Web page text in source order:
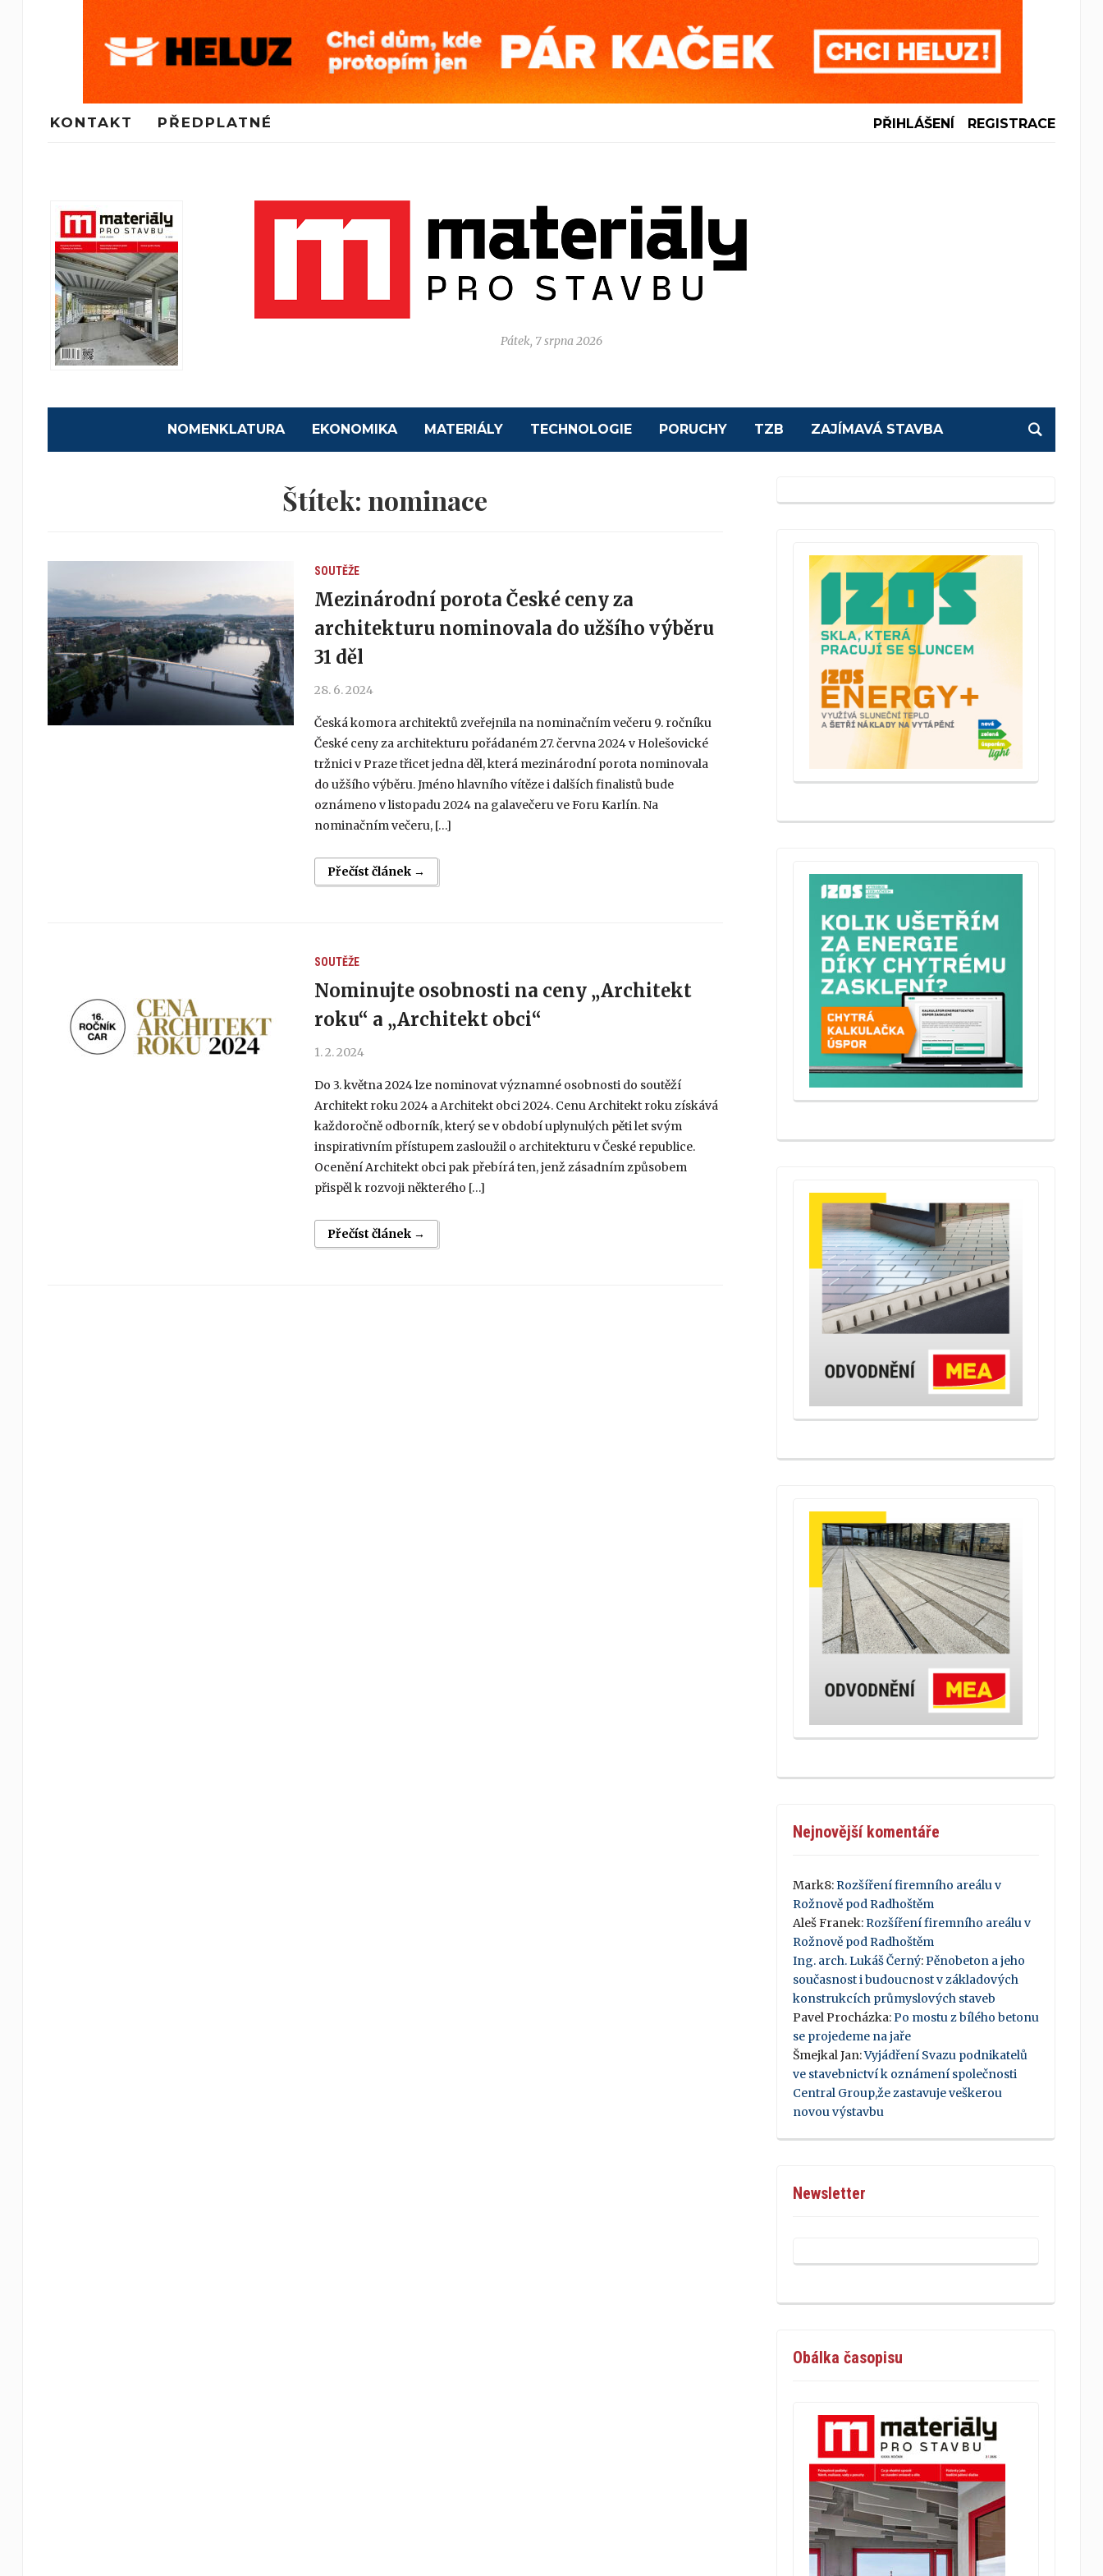
KONTAKT PŘEDPLATNÉ PŘIHLÁŠENÍ REGISTRACE
Pátek, 7 srpna 2026
NOMENKLATURA EKONOMIKA MATERIÁLY TECHNOLOGIE PORUCHY TZB ZAJÍMAVÁ STAVBA
Štítek: nominace
SOUTĚŽE
Mezinárodní porota České ceny za
architekturu nominovala do užšího výběru
31 děl
28. 6. 2024
Česká komora architektů zveřejnila na nominačním večeru 9. ročníku
České ceny za architekturu pořádaném 27. června 2024 v Holešovické
tržnici v Praze třicet jedna děl, která mezinárodní porota nominovala
do užšího výběru. Jméno hlavního vítěze i dalších finalistů bude
oznámeno v listopadu 2024 na galavečeru ve Foru Karlín. Na
nominačním večeru, […]
Přečíst článek →
SOUTĚŽE
Nominujte osobnosti na ceny „Architekt
roku“ a „Architekt obci“
1. 2. 2024
Do 3. května 2024 lze nominovat významné osobnosti do soutěží
Architekt roku 2024 a Architekt obci 2024. Cenu Architekt roku získává
každoročně odborník, který se v období uplynulých pěti let svým
inspirativním přístupem zasloužil o architekturu v České republice.
Ocenění Architekt obci pak přebírá ten, jenž zásadním způsobem
přispěl k rozvoji některého […]
Přečíst článek →
Nejnovější komentáře
Mark8:Rozšíření firemního areálu v
Rožnově pod Radhoštěm
Aleš Franek:Rozšíření firemního areálu v
Rožnově pod Radhoštěm
Ing. arch. Lukáš Černý:Pěnobeton a jeho
současnost i budoucnost v základových
konstrukcích průmyslových staveb
Pavel Procházka:Po mostu z bílého betonu
se projedeme na jaře
Šmejkal Jan:Vyjádření Svazu podnikatelů
ve stavebnictví k oznámení společnosti
Central Group,že zastavuje veškerou
novou výstavbu
Newsletter
Obálka časopisu